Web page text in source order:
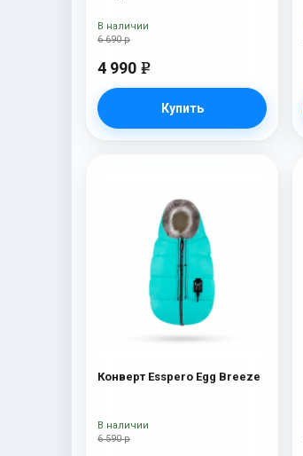
6 690 р
4 990 e
Купить
В наличии
Конверт Esspero Egg Breeze
6 590 р
В наличии